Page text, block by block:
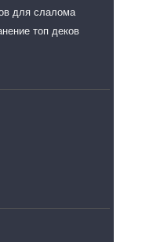
для слалома
топ деков